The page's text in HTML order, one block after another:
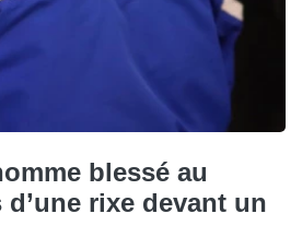
blessé au
rixe devant un